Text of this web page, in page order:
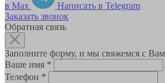
в Max
Написать в Telegram
Заказать звонок
Обратная связь
Заполните форму, и мы свяжемся с
Ваше имя *
Телефон *